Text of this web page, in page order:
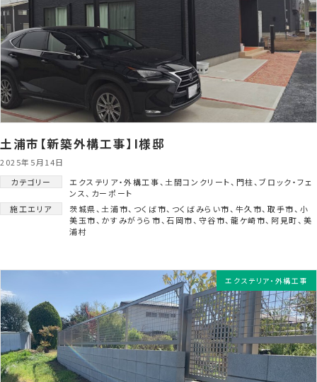
土浦市【新築外構工事】I様邸
2025年5月14日
カテゴリー
エクステリア・外構工事、 土間コンクリート、 門柱、ブロック・フェ
ンス、 カーポート
施工エリア
茨城県、土浦市、 つくば市、 つくばみらい市、 牛久市、取手市、 小
美玉市、 かすみがうら市、石岡市、 守谷市、龍ケ崎市、 阿見町、 美
浦村
エクステリア・外構工事